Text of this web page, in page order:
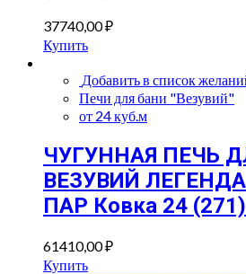
37740,00₽
Купить
Добавить в список
Печи для бани "Везувий"
от 24 куб.м
ЧУГУННАЯ ПЕЧЬ
ВЕЗУВИЙ
ПАР Ковка 24
61410,00₽
Купить